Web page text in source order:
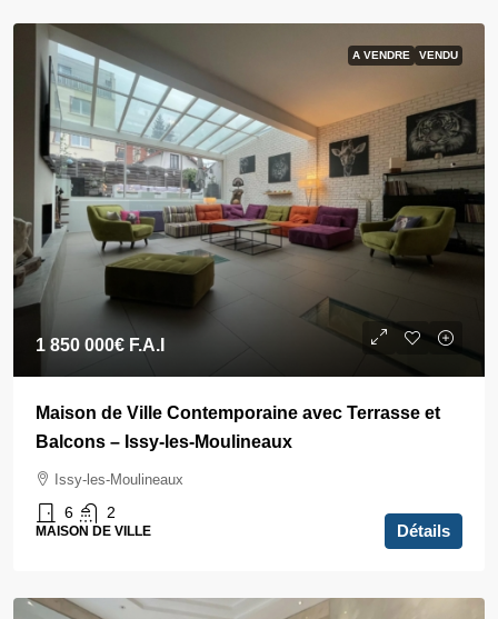
A VENDRE VENDU
1 850 000€ F.A.I
Maison de Ville Contemporaine avec Terrasse et
Balcons – Issy-les-Moulineaux
Issy-les-Moulineaux
6 2
MAISON DE VILLE Détails